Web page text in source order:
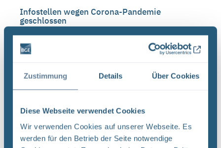
Zustimmung Details Über Cookies
Diese Webseite verwendet Cookies
Wir verwenden Cookies auf unserer Webseite. Es
werden für den Betrieb der Seite notwendige
Infostellen wegen Corona-Pandemie
geschlossen
BGE Asse Endlager Konrad Endlager Morsleben Die
BGE schließt wegen der Corona-Pandemie erneut
der Schließung setzt die BGE die
Schließzeiten Infostellen Oktober/November
2019